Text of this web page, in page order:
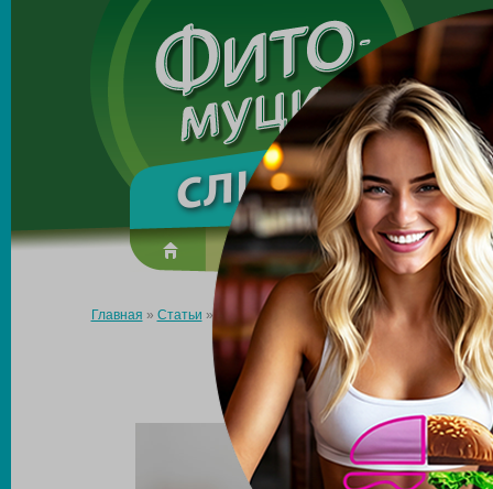
Made in the UK
О препарате Усиль эффект
Главная » Статьи »Снижение веса после родов
СНИЖЕНИЕ